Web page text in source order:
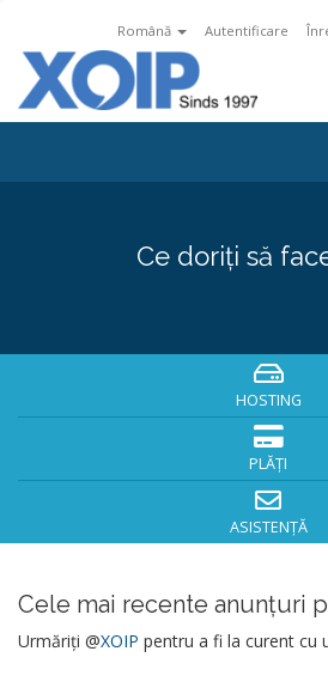
Română Autentificare
Ce doriți să
HOSTING
PLĂȚI
ASISTENȚĂ
Cele mai recente anunțuri
Urmăriți @XOIP pentru a fi la curent cu